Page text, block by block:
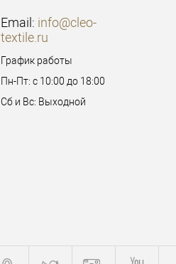
Email: info@cleo-
textile.ru
График работы
Пн-Пт: с 10:00 до 18:00
Сб и Вс: Выходной